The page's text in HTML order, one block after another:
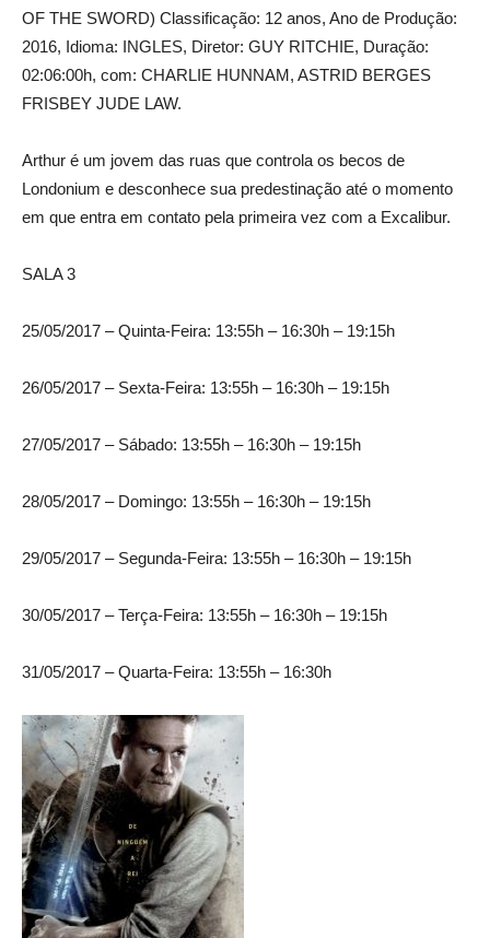
OF THE SWORD) Classificação: 12 anos, Ano de Produção:
2016, Idioma: INGLES, Diretor: GUY RITCHIE, Duração:
02:06:00h, com: CHARLIE HUNNAM, ASTRID BERGES
FRISBEY JUDE LAW.
Arthur é um jovem das ruas que controla os becos de
Londonium e desconhece sua predestinação até o momento
em que entra em contato pela primeira vez com a Excalibur.
SALA 3
25/05/2017 – Quinta-Feira: 13:55h – 16:30h – 19:15h
26/05/2017 – Sexta-Feira: 13:55h – 16:30h – 19:15h
27/05/2017 – Sábado: 13:55h – 16:30h – 19:15h
28/05/2017 – Domingo: 13:55h – 16:30h – 19:15h
29/05/2017 – Segunda-Feira: 13:55h – 16:30h – 19:15h
30/05/2017 – Terça-Feira: 13:55h – 16:30h – 19:15h
31/05/2017 – Quarta-Feira: 13:55h – 16:30h